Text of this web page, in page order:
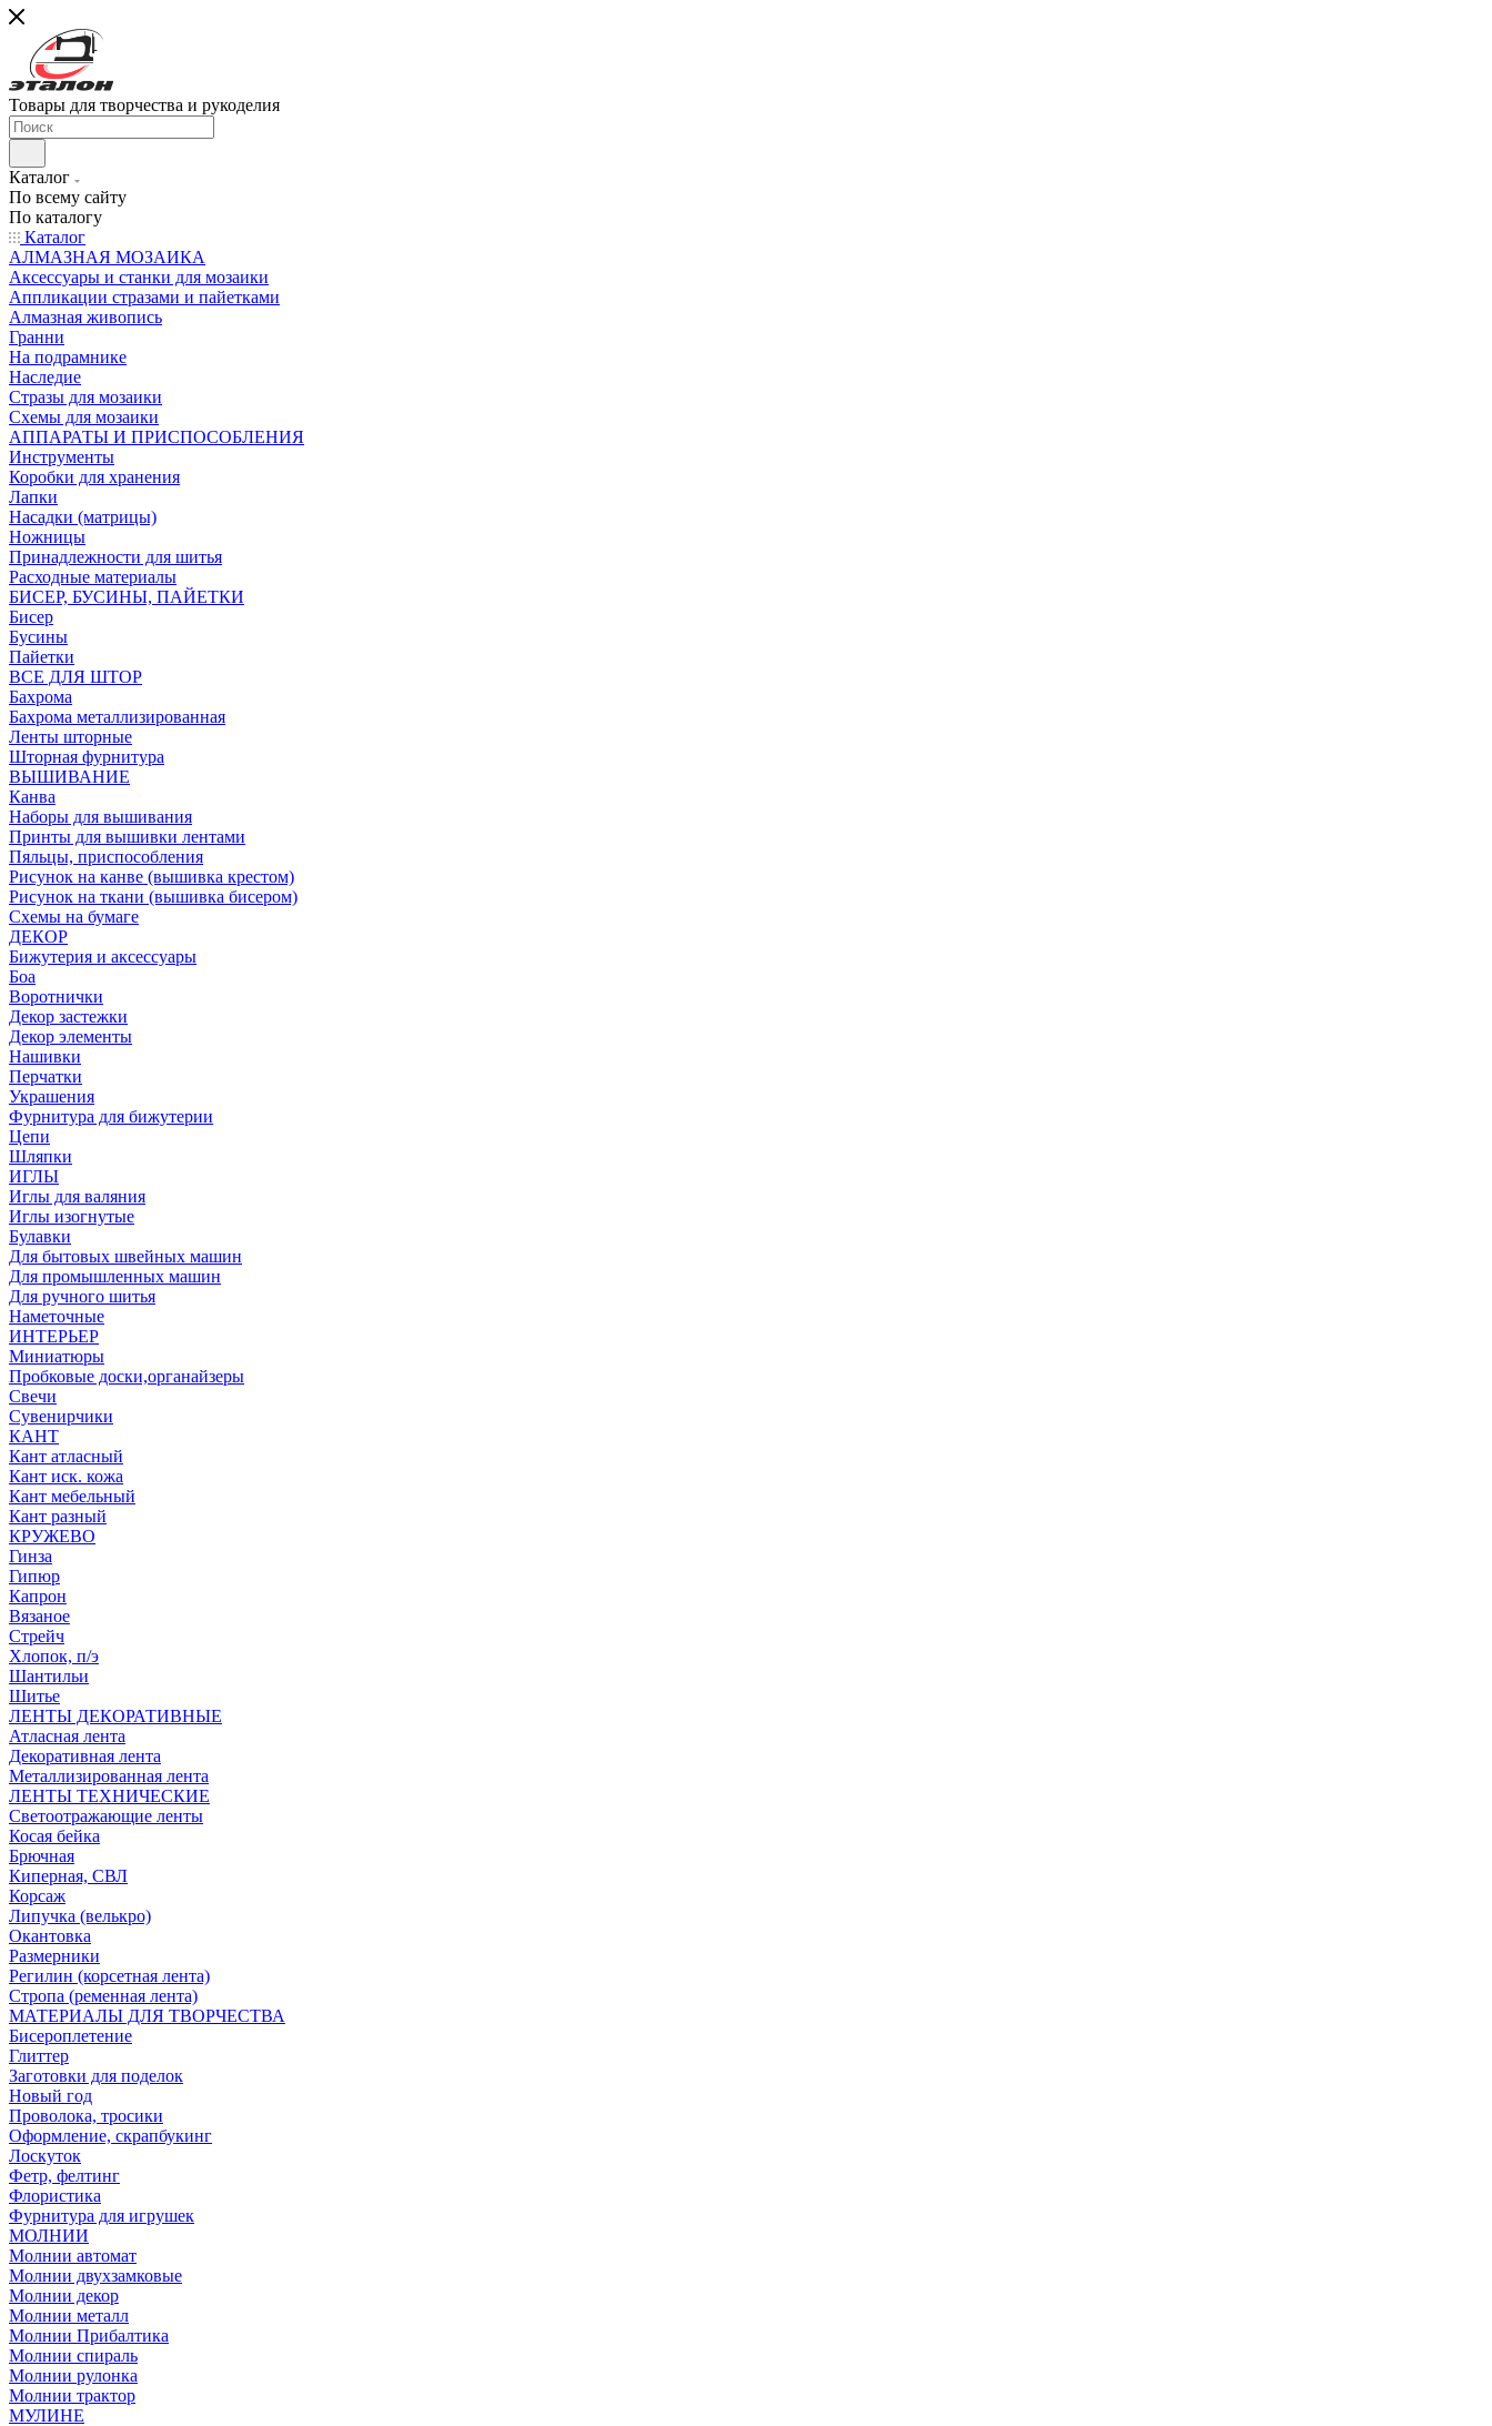
Товары для творчества и рукоделия
Каталог
По всему сайту
По каталогу
Каталог
АЛМАЗНАЯ МОЗАИКА
Аксессуары и станки для мозаики
Аппликации стразами и пайетками
Алмазная живопись
Гранни
На подрамнике
Наследие
Стразы для мозаики
Схемы для мозаики
АППАРАТЫ И ПРИСПОСОБЛЕНИЯ
Инструменты
Коробки для хранения
Лапки
Насадки (матрицы)
Ножницы
Принадлежности для шитья
Расходные материалы
БИСЕР, БУСИНЫ, ПАЙЕТКИ
Бисер
Бусины
Пайетки
ВСЕ ДЛЯ ШТОР
Бахрома
Бахрома металлизированная
Ленты шторные
Шторная фурнитура
ВЫШИВАНИЕ
Канва
Наборы для вышивания
Принты для вышивки лентами
Пяльцы, приспособления
Рисунок на канве (вышивка крестом)
Рисунок на ткани (вышивка бисером)
Схемы на бумаге
ДЕКОР
Бижутерия и аксессуары
Боа
Воротнички
Декор застежки
Декор элементы
Нашивки
Перчатки
Украшения
Фурнитура для бижутерии
Цепи
Шляпки
ИГЛЫ
Иглы для валяния
Иглы изогнутые
Булавки
Для бытовых швейных машин
Для промышленных машин
Для ручного шитья
Наметочные
ИНТЕРЬЕР
Миниатюры
Пробковые доски,органайзеры
Свечи
Сувенирчики
КАНТ
Кант атласный
Кант иск. кожа
Кант мебельный
Кант разный
КРУЖЕВО
Гинза
Гипюр
Капрон
Вязаное
Стрейч
Хлопок, п/э
Шантильи
Шитье
ЛЕНТЫ ДЕКОРАТИВНЫЕ
Атласная лента
Декоративная лента
Металлизированная лента
ЛЕНТЫ ТЕХНИЧЕСКИЕ
Светоотражающие ленты
Косая бейка
Брючная
Киперная, СВЛ
Корсаж
Липучка (велькро)
Окантовка
Размерники
Регилин (корсетная лента)
Стропа (ременная лента)
МАТЕРИАЛЫ ДЛЯ ТВОРЧЕСТВА
Бисероплетение
Глиттер
Заготовки для поделок
Новый год
Проволока, тросики
Оформление, скрапбукинг
Лоскуток
Фетр, фелтинг
Флористика
Фурнитура для игрушек
МОЛНИИ
Молнии автомат
Молнии двухзамковые
Молнии декор
Молнии металл
Молнии Прибалтика
Молнии спираль
Молнии рулонка
Молнии трактор
МУЛИНЕ